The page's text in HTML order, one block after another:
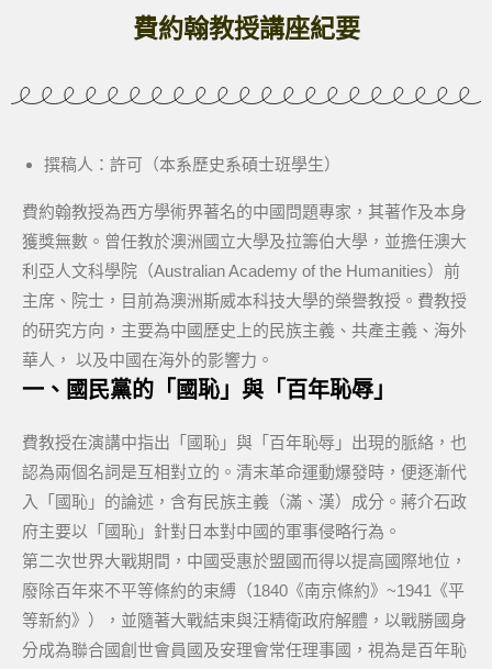
費約翰教授講座紀要
撰稿人：許可（本系歷史系碩士班學生）
費約翰教授為西方學術界著名的中國問題專家，其著作及本身
獲獎無數。曾任教於澳洲國立大學及拉籌伯大學，並擔任澳大
利亞人文科學院（Australian Academy of the Humanities）前
主席、院士，目前為澳洲斯威本科技大學的榮譽教授。費教授
的研究方向，主要為中國歷史上的民族主義、共產主義、海外
華人， 以及中國在海外的影響力。
一、國民黨的「國恥」與「百年恥辱」
費教授在演講中指出「國恥」與「百年恥辱」出現的脈絡，也
認為兩個名詞是互相對立的。清末革命運動爆發時，便逐漸代
入「國恥」的論述，含有民族主義（滿、漢）成分。蔣介石政
府主要以「國恥」針對日本對中國的軍事侵略行為。
第二次世界大戰期間，中國受惠於盟國而得以提高國際地位，
廢除百年來不平等條約的束縛（1840《南京條約》~1941《平
等新約》），並隨著大戰結束與汪精衛政府解體，以戰勝國身
分成為聯合國創世會員國及安理會常任理事國，視為是百年恥